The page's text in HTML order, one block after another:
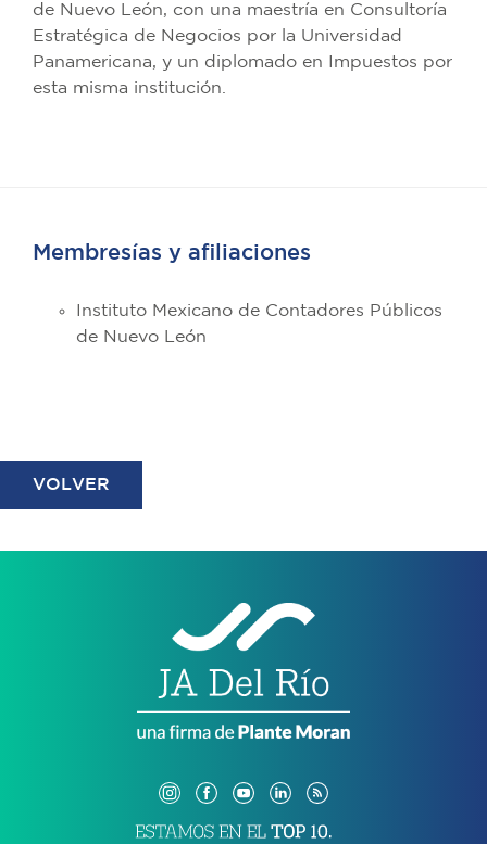
de Nuevo León, con una maestría en Consultoría
Estratégica de Negocios por la Universidad
Panamericana, y un diplomado en Impuestos por
esta misma institución.
Membresías y afiliaciones
Instituto Mexicano de Contadores Públicos
de Nuevo León
VOLVER